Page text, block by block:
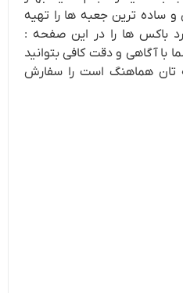
ساده ترین جعبه ها را تهیه
باکس ها را در این صفحه :
با آگاهی و دقت کافی بتوانید
تان هماهنگ است را سفارش